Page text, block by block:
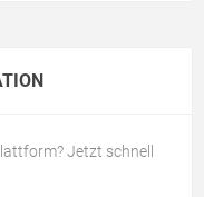
Jetzt schnell